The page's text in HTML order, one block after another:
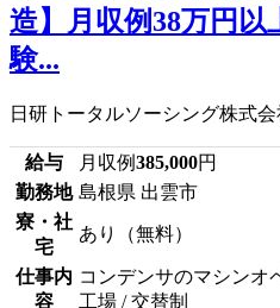
造】月収例38万円以
験...
日研トータルソーシング株式会
給与 月収例385,000円
勤務地 島根県 出雲市
寮・社
宅
あり（無料）
仕事内
容
コンデンサのマシンオ
工場 / 交替制